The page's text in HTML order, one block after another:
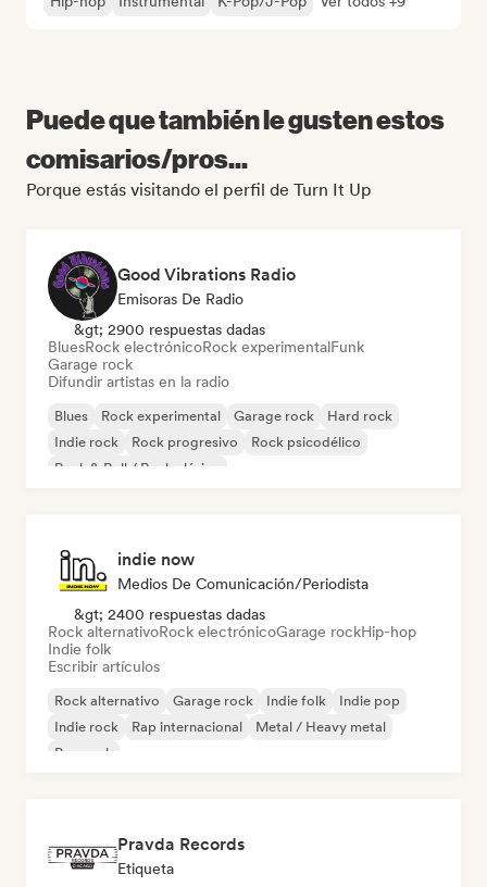
Puede que también le gusten estos
comisarios/pros...
Porque estás visitando el perfil de Turn It Up
Good Vibrations Radio
Emisoras De Radio
&gt; 2900 respuestas dadas
BluesRock electrónicoRock experimentalFunk
Garage rock
Difundir artistas en la radio
Blues Rock experimental Garage rock
Hard rock
Indie rock
Rock progresivo
Rock psicodélico
Rock & Roll / Rock clásico
indie now
Medios De Comunicación/Periodista
&gt; 2400 respuestas dadas
Rock alternativoRock electrónicoGarage rockHip-hop
Indie folk
Escribir artículos
Rock alternativo Garage rock Indie folk
Indie pop
Indie rock
Rap internacional
Metal / Heavy metal
Pop rock
Pravda Records
Etiqueta